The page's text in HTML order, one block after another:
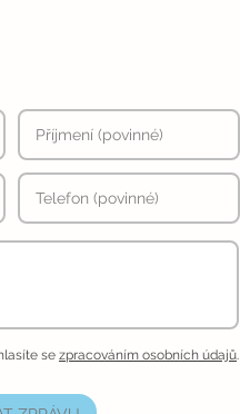
se zpracováním osobních údajů.